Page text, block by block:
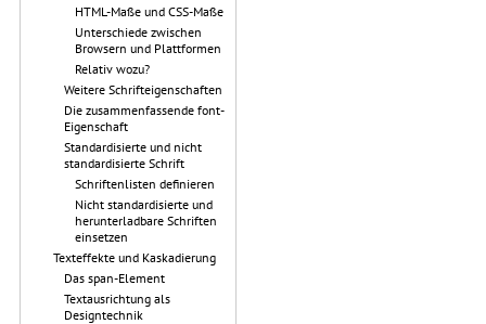
HTML-Maße und CSS-Maße
Unterschiede zwischen
Browsern und Plattformen
Relativ wozu?
Weitere Schrifteigenschaften
Die zusammenfassende font-
Eigenschaft
Standardisierte und nicht
standardisierte Schrift
Schriftenlisten definieren
Nicht standardisierte und
herunterladbare Schriften
einsetzen
Texteffekte und Kaskadierung
Das span-Element
Textausrichtung als
Designtechnik